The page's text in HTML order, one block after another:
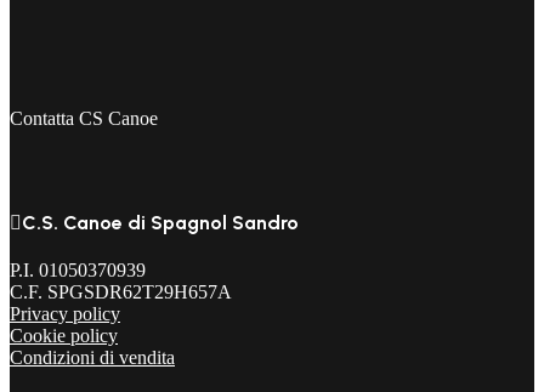
Contatta CS Canoe
C.S. Canoe di Spagnol Sandro
P.I. 01050370939
C.F. SPGSDR62T29H657A
Privacy policy
Cookie policy
Condizioni di vendita